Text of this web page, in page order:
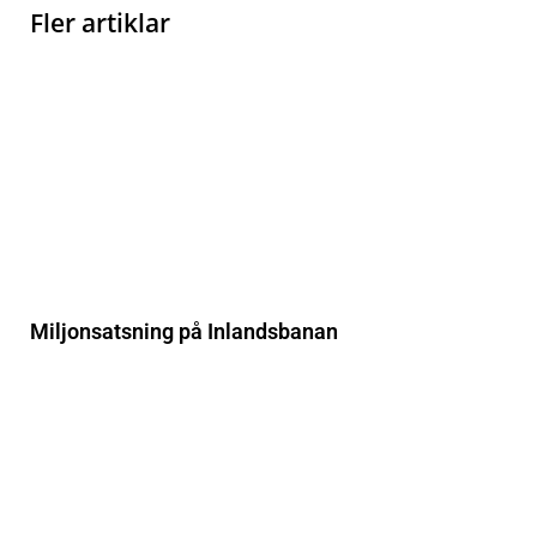
Fler artiklar
Miljonsatsning på Inlandsbanan